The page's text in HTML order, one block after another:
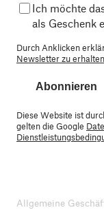
Ich möchte
als Geschenk
Durch Anklicken
Newsletter zu erhalten.
Abonnieren
Diese Website ist
gelten die Google
Allgemeine